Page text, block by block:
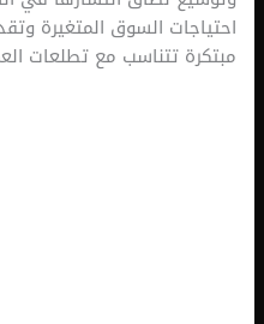
السوق المتغيرة وتقديم
تتناسب مع تطلعات العملاء.